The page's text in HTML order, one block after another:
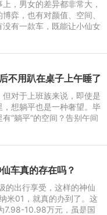
，男女的差异都非常大，
弈，也有对颜值、空间、
有一款车，既能让小仙女
们无法拒绝。“大美智能
不用趴在桌子上午睡了
对于上班族来说，即使是
想躺平也是一种奢望。毕
“躺平”的空间？告别午间
场“午休革命”。作为一款
车真的存在吗？
的出行享受，这样的神仙
米01，就真的办到了。这
7.98-10.98万元，虽是国